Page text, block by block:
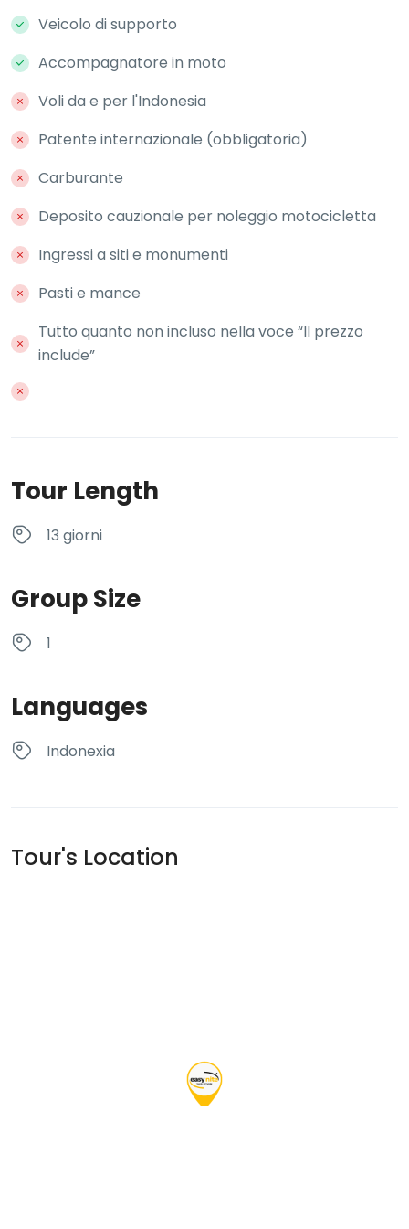
Veicolo di supporto
Accompagnatore in moto
Voli da e per l'Indonesia
Patente internazionale (obbligatoria)
Carburante
Deposito cauzionale per noleggio motocicletta
Ingressi a siti e monumenti
Pasti e mance
Tutto quanto non incluso nella voce “Il prezzo
include”
Tour Length
13 giorni
Group Size
1
Languages
Indonexia
Tour's Location